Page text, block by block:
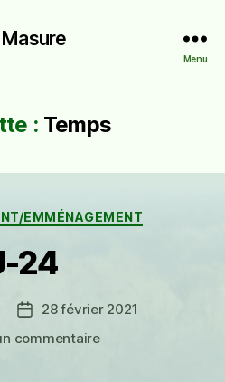
Masure
Menu
: Temps
Catégories
EMMÉNAGEMENT
24
Date28 février 2021
commentairesur